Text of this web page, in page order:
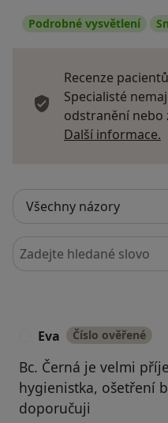
Podrobné vysvětlení
Recenze
Specialisté
odstranění nebo
Další informace.
Hledejte v názorech
Eva Číslo ověřené
Bc. Černá je velmi
hygienistka, ošetření
doporučuji